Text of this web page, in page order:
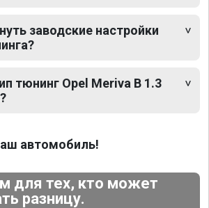
заводские настройки
тюнинг Opel Meriva B 1.3
автомобиль!
для тех, кто может
разницу.